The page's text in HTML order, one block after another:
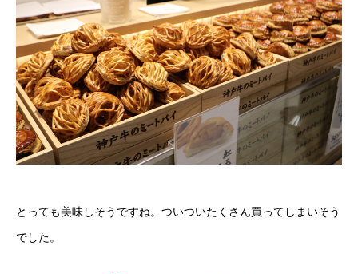
とっても美味しそうですね。ついついたくさん買ってしまいそう
でした。